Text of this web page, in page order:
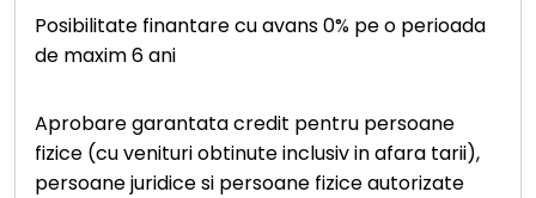
Posibilitate finantare cu avans 0% pe o perioada
de maxim 6 ani
Aprobare garantata credit pentru persoane
fizice (cu venituri obtinute inclusiv in afara tarii),
persoane juridice si persoane fizice autorizate